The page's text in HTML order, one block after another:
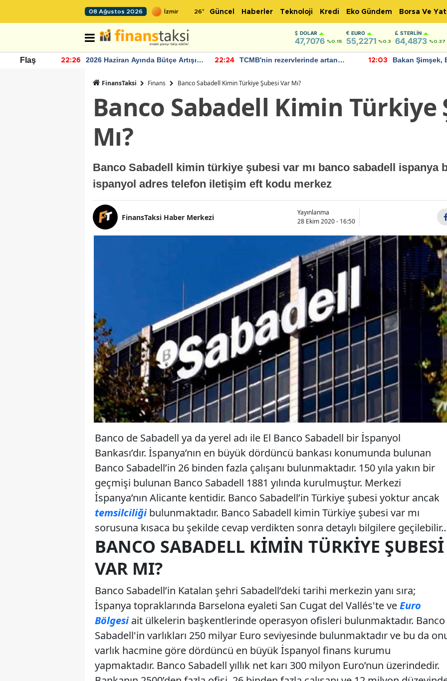
08 Ağustos 2026 26° Güncel Haberler Teknoloji Kredi Eko Gündem Borsa Ve
DOLAR
47,7076 %0.15
EURO
55,2271 %0.3
STERLIN
64,4873 %0.37
Flaş 22:26
2026 Haziran Ayında Bütçe Artışı
22:24
TCMB'nin rezervlerinde artan
12:03
Bakan Şimşek,
FinansTaksi Finans Banco Sabadell Kimin Türkiye Şubesi Var Mı?
Banco Sabadell Kimin Türkiye
Mı?
Banco Sabadell kimin türkiye şubesi var mı banco sabadell ispanya
ispanyol adres telefon iletişim eft kodu merkez
FinansTaksi Haber Merkezi
Yayınlanma
28 Ekim 2020 - 16:50
Banco de Sabadell ya da yerel adı ile El Banco Sabadell bir İspanyol
Bankası’dır. İspanya’nın en büyük dördüncü bankası konumunda bulunan
Banco Sabadell’in 26 binden fazla çalışanı bulunmaktadır. 150 yıla yakın bir
geçmişi bulunan Banco Sabadell 1881 yılında kurulmuştur. Merkezi
İspanya’nın Alicante kentidir. Banco Sabadell’in Türkiye şubesi yoktur ancak
temsilciliğibulunmaktadır. Banco Sabadell kimin Türkiye şubesi var mı
sorusuna kısaca bu şekilde cevap verdikten sonra detaylı bilgilere
BANCO SABADELL KIMIN TÜRKIYE ŞUBESI
VAR MI?
Banco Sabadell’in Katalan şehri Sabadell’deki tarihi merkezin yanı sıra;
İspanya topraklarında Barselona eyaleti San Cugat del Vallés'te veEuro
Bölgesiait ülkelerin başkentlerinde operasyon ofisleri bulunmaktadır. Banco
Sabadell'in varlıkları 250 milyar Euro seviyesinde bulunmaktadır ve bu da
varlık hacmine göre dördüncü en büyük İspanyol finans kurumu
yapmaktadır. Banco Sabadell yıllık net karı 300 milyon Euro’nun üzerindedir.